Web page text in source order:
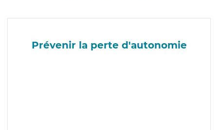
Prévenir la perte d'autonomie